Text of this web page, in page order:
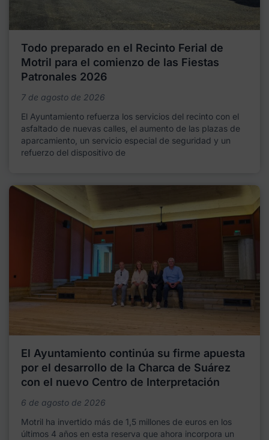
Todo preparado en el Recinto Ferial de
Motril para el comienzo de las Fiestas
Patronales 2026
7 de agosto de 2026
El Ayuntamiento refuerza los servicios del recinto con el
asfaltado de nuevas calles, el aumento de las plazas de
aparcamiento, un servicio especial de seguridad y un
refuerzo del dispositivo de
El Ayuntamiento continúa su firme apuesta
por el desarrollo de la Charca de Suárez
con el nuevo Centro de Interpretación
6 de agosto de 2026
Motril ha invertido más de 1,5 millones de euros en los
últimos 4 años en esta reserva que ahora incorpora un